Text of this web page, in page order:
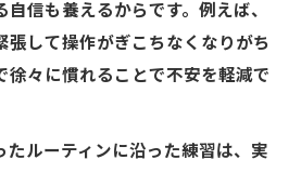
信も養えるからです。例えば、
張して操作がぎこちなくなりがち
徐々に慣れることで不安を軽減で
たルーティンに沿った練習は、実